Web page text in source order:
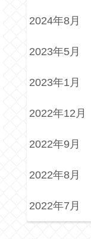
2024年8月
2023年5月
2023年1月
2022年12月
2022年9月
2022年8月
2022年7月